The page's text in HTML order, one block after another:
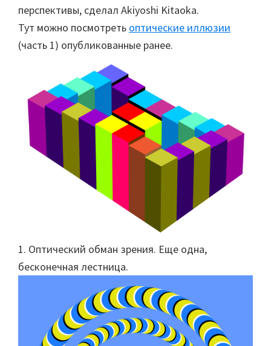
перспективы, сделал Akiyoshi Kitaoka.
Тут можно посмотреть оптические иллюзии
(часть 1) опубликованные ранее.
1. Оптический обман зрения. Еще одна,
бесконечная лестница.